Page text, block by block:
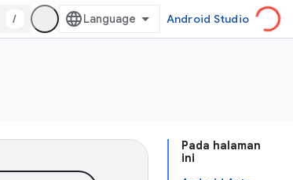
/ Android Studio
Pada halaman
ini